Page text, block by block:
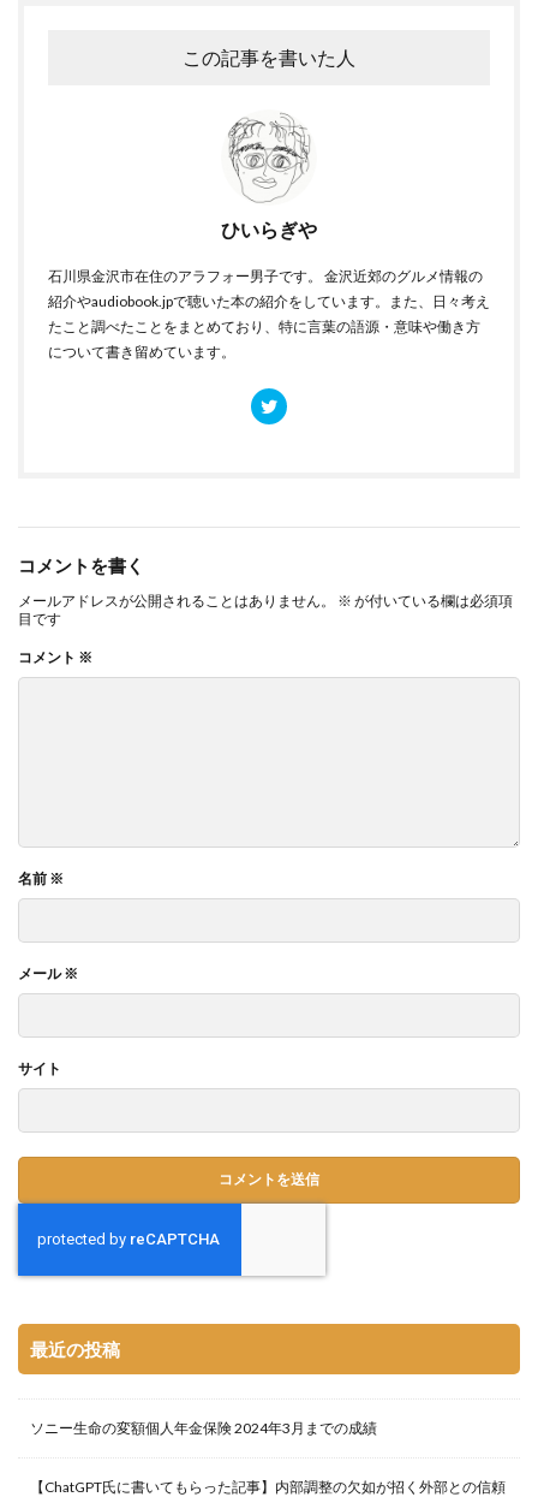
この記事を書いた人
ひいらぎや
石川県金沢市在住のアラフォー男子です。 金沢近郊のグルメ情報の
紹介やaudiobook.jpで聴いた本の紹介をしています。また、日々考え
たこと調べたことをまとめており、特に言葉の語源・意味や働き方
について書き留めています。
コメントを書く
メールアドレスが公開されることはありません。 ※ が付いている欄は必須項
目です
コメント ※
名前 ※
メール※
サイト
最近の投稿
ソニー生命の変額個人年金保険 2024年3月までの成績
【ChatGPT氏に書いてもらった記事】内部調整の欠如が招く外部との信頼